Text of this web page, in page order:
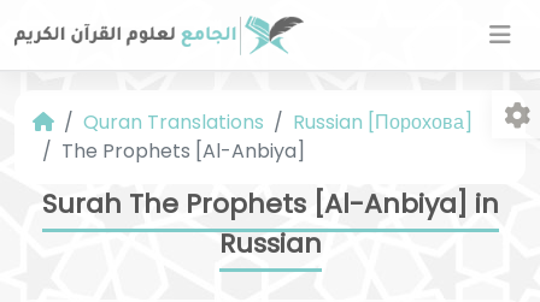
Quran Translations
Russian [Порохова]
The Prophets [Al-Anbiya]
Surah The Prophets [Al-Anbiya] in
Russian